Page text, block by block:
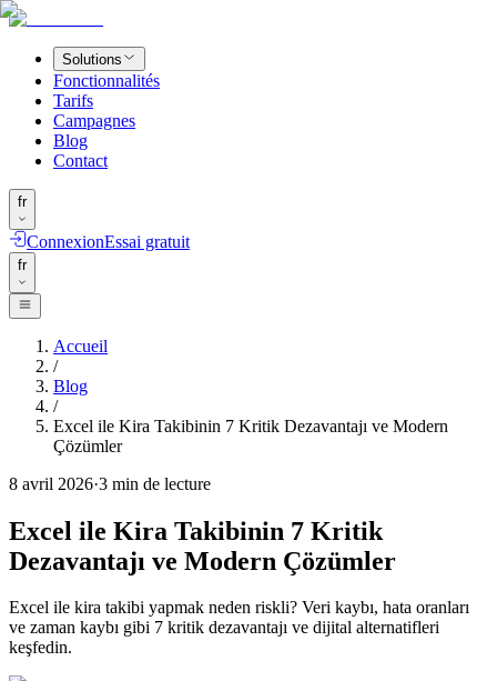
Solutions
Fonctionnalités
Tarifs
Campagnes
Blog
Contact
fr
ConnexionEssai gratuit
fr
Accueil
/
Blog
/
Excel ile Kira Takibinin 7 Kritik Dezavantajı ve Modern
Çözümler
8 avril 2026·3 min de lecture
Excel ile Kira Takibinin 7 Kritik
Dezavantajı ve Modern Çözümler
Excel ile kira takibi yapmak neden riskli? Veri kaybı, hata oranları
ve zaman kaybı gibi 7 kritik dezavantajı ve dijital alternatifleri
keşfedin.